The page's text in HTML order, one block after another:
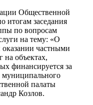
Общественной
итогам заседания
по вопросам
на тему: «О
оказании частными
на объектах,
финансируется за
муниципального
палаты
Козлов.